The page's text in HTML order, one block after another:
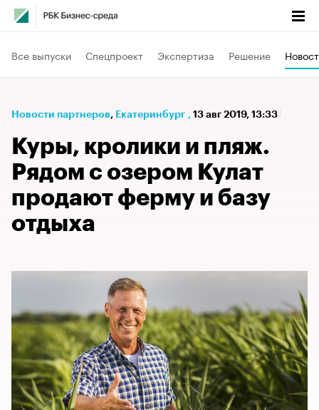
Все выпуски Спецпроект Экспертиза Решение
Новости партнеров⁠, Екатеринбург , 13 авг 2019, 13:33
Куры, кролики и пляж.
Рядом с озером Кулат
продают ферму и базу
отдыха